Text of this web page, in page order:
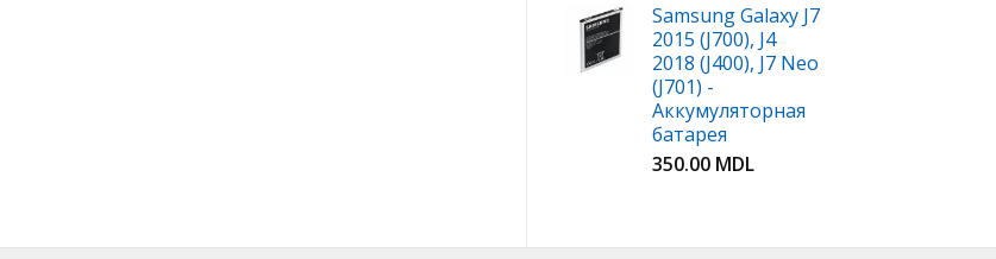
Samsung Galaxy J7
2015 (J700), J4
2018 (J400), J7 Neo
(J701) -
Аккумуляторная
батарея
350.00 MDL